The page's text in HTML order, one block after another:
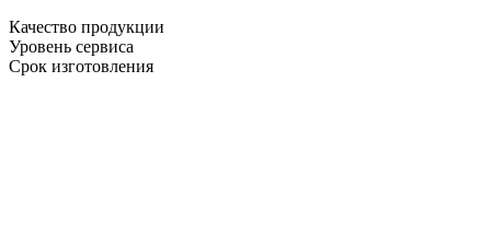
Качество продукции
Уровень сервиса
Срок изготовления